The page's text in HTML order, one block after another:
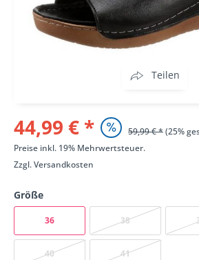
Teilen
44,99 € * 59,99 € *(25%
Preise inkl. 19% Mehrwertsteuer.
Zzgl.Versandkosten
Größe
36 38
40 41